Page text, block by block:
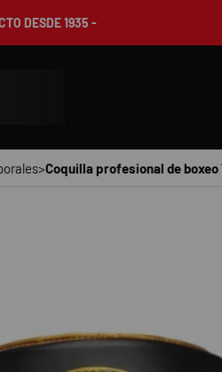
DESDE 1935 -
>Coquilla profesional de